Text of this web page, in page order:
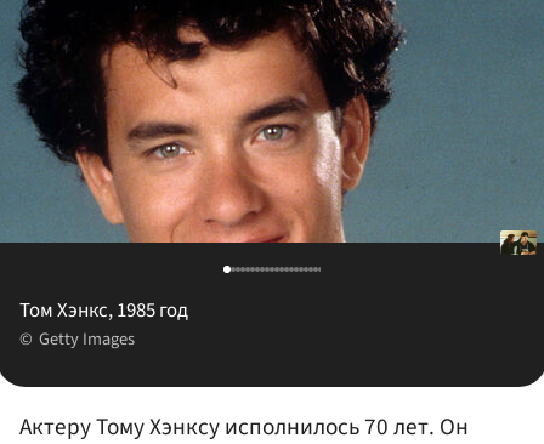
Том Хэнкс, 1985 год
Getty Images
Актеру Тому Хэнксу исполнилось 70 лет. Он